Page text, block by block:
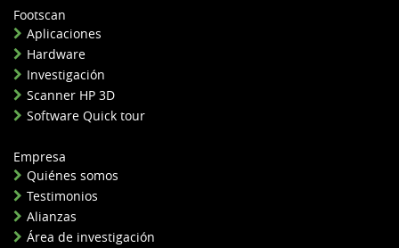
Footscan
Aplicaciones
Hardware
Investigación
Scanner HP 3D
Software Quick tour
Empresa
Quiénes somos
Testimonios
Alianzas
Área de investigación